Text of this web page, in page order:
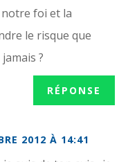
notre foi et la
le risque que
?
RÉPONSE
2012 À 14:41